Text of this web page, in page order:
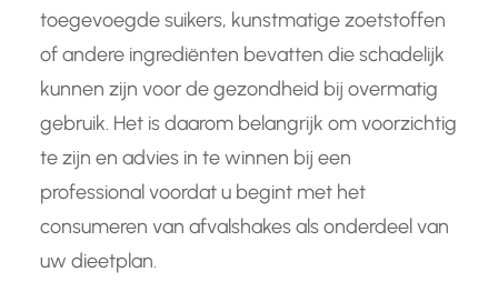
toegevoegde suikers, kunstmatige zoetstoffen
of andere ingrediënten bevatten die schadelijk
kunnen zijn voor de gezondheid bij overmatig
gebruik. Het is daarom belangrijk om voorzichtig
te zijn en advies in te winnen bij een
professional voordat u begint met het
consumeren van afvalshakes als onderdeel van
uw dieetplan.